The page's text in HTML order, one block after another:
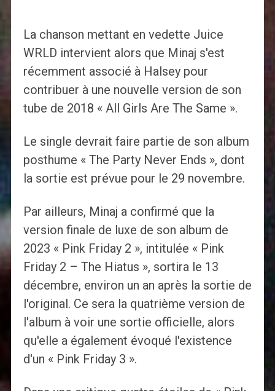
La chanson mettant en vedette Juice
WRLD intervient alors que Minaj s'est
récemment associé à Halsey pour
contribuer à une nouvelle version de son
tube de 2018 « All Girls Are The Same ».
Le single devrait faire partie de son album
posthume « The Party Never Ends », dont
la sortie est prévue pour le 29 novembre.
Par ailleurs, Minaj a confirmé que la
version finale de luxe de son album de
2023 « Pink Friday 2 », intitulée « Pink
Friday 2 – The Hiatus », sortira le 13
décembre, environ un an après la sortie de
l'original. Ce sera la quatrième version de
l'album à voir une sortie officielle, alors
qu'elle a également évoqué l'existence
d'un « Pink Friday 3 ».